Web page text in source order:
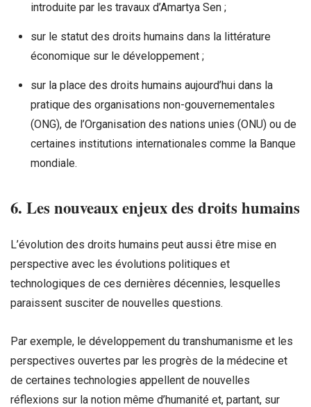
introduite par les travaux d’Amartya Sen ;
sur le statut des droits humains dans la littérature
économique sur le développement ;
sur la place des droits humains aujourd’hui dans la
pratique des organisations non-gouvernementales
(ONG), de l’Organisation des nations unies (ONU) ou de
certaines institutions internationales comme la Banque
mondiale.
6. Les nouveaux enjeux des droits humains
L’évolution des droits humains peut aussi être mise en
perspective avec les évolutions politiques et
technologiques de ces dernières décennies, lesquelles
paraissent susciter de nouvelles questions.
Par exemple, le développement du transhumanisme et les
perspectives ouvertes par les progrès de la médecine et
de certaines technologies appellent de nouvelles
réflexions sur la notion même d’humanité et, partant, sur